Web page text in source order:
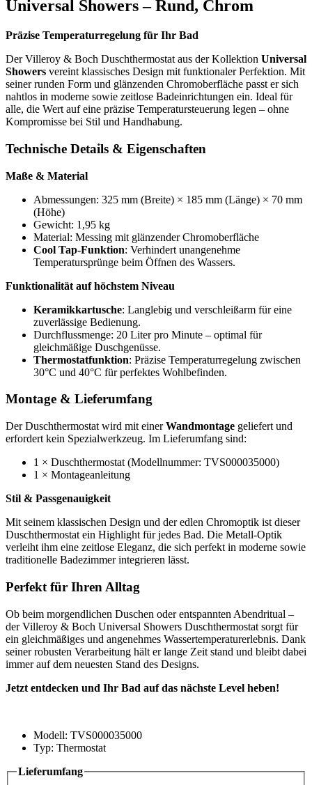
Universal Showers – Rund, Chrom
Präzise Temperaturregelung für Ihr Bad
Der Villeroy & Boch Duschthermostat aus der Kollektion Universal
Showers vereint klassisches Design mit funktionaler Perfektion. Mit
seiner runden Form und glänzenden Chromoberfläche passt er sich
nahtlos in moderne sowie zeitlose Badeinrichtungen ein. Ideal für
alle, die Wert auf eine präzise Temperatursteuerung legen – ohne
Kompromisse bei Stil und Handhabung.
Technische Details & Eigenschaften
Maße & Material
Abmessungen: 325 mm (Breite) × 185 mm (Länge) × 70 mm
(Höhe)
Gewicht: 1,95 kg
Material: Messing mit glänzender Chromoberfläche
Cool Tap-Funktion: Verhindert unangenehme
Temperatursprünge beim Öffnen des Wassers.
Funktionalität auf höchstem Niveau
Keramikkartusche: Langlebig und verschleißarm für eine
zuverlässige Bedienung.
Durchflussmenge: 20 Liter pro Minute – optimal für
gleichmäßige Duschgenüsse.
Thermostatfunktion: Präzise Temperaturregelung zwischen
30°C und 40°C für perfektes Wohlbefinden.
Montage & Lieferumfang
Der Duschthermostat wird mit einerWandmontage geliefert und
erfordert kein Spezialwerkzeug. Im Lieferumfang sind:
1 × Duschthermostat (Modellnummer: TVS000035000)
1 × Montageanleitung
Stil & Passgenauigkeit
Mit seinem klassischen Design und der edlen Chromoptik ist dieser
Duschthermostat ein Highlight für jedes Bad. Die Metall-Optik
verleiht ihm eine zeitlose Eleganz, die sich perfekt in moderne sowie
traditionelle Badezimmer integrieren lässt.
Perfekt für Ihren Alltag
Ob beim morgendlichen Duschen oder entspannten Abendritual –
der Villeroy & Boch Universal Showers Duschthermostat sorgt für
ein gleichmäßiges und angenehmes Wassertemperaturerlebnis. Dank
seiner robusten Verarbeitung hält er lange Zeit stand und bleibt dabei
immer auf dem neuesten Stand des Designs.
Jetzt entdecken und Ihr Bad auf das nächste Level heben!
Modell: TVS000035000
Typ: Thermostat
Lieferumfang